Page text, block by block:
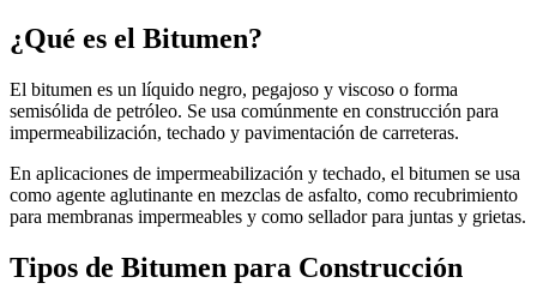
¿Qué es el Bitumen?
El bitumen es un líquido negro, pegajoso y viscoso o forma
semisólida de petróleo. Se usa comúnmente en construcción para
impermeabilización, techado y pavimentación de carreteras.
En aplicaciones de impermeabilización y techado, el bitumen se usa
como agente aglutinante en mezclas de asfalto, como recubrimiento
para membranas impermeables y como sellador para juntas y grietas.
Tipos de Bitumen para Construcción